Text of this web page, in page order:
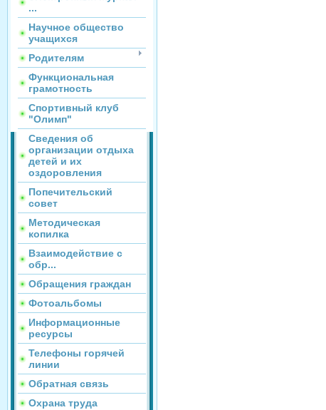
...
Научное общество
учащихся
Родителям
Функциональная
грамотность
Спортивный клуб
"Олимп"
Сведения об
организации отдыха
детей и их
оздоровления
Попечительский
совет
Методическая
копилка
Взаимодействие с
обр...
Обращения граждан
Фотоальбомы
Информационные
ресурсы
Телефоны горячей
линии
Обратная связь
Охрана труда